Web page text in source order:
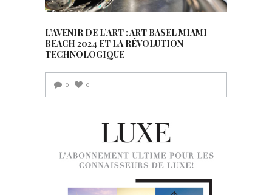
L’AVENIR DE L’ART : ART BASEL MIAMI
BEACH 2024 ET LA RÉVOLUTION
TECHNOLOGIQUE
0 0